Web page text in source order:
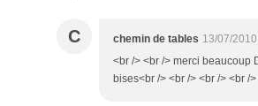
C chemin de tables 13/07/
<br /> <br /> merci beaucoup
bises<br /> <br /> <br /> <br />